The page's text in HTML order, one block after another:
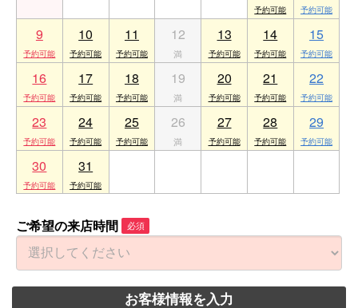
9 10 11 12 13 14 15
16 17 18 19 20 21 22
23 24 25 26 27 28 29
30 31
ご希望の来店時間 必須
お客様情報を入力